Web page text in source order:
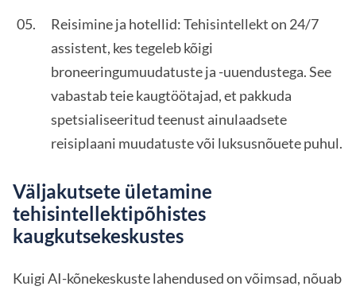
Reisimine ja hotellid: Tehisintellekt on 24/7
assistent, kes tegeleb kõigi
broneeringumuudatuste ja -uuendustega. See
vabastab teie kaugtöötajad, et pakkuda
spetsialiseeritud teenust ainulaadsete
reisiplaani muudatuste või luksusnõuete puhul.
Väljakutsete ületamine
tehisintellektipõhistes
kaugkutsekeskustes
Kuigi AI-kõnekeskuste lahendused on võimsad, nõuab